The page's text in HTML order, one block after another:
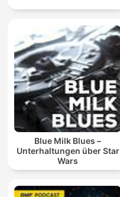
Blue Milk Blues –
Unterhaltungen über Star
Wars